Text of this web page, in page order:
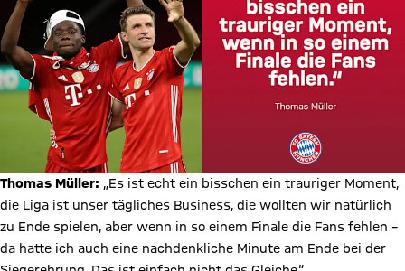
Thomas Müller: „Es ist echt ein bisschen ein trauriger Moment,
die Liga ist unser tägliches Business, die wollten wir natürlich
zu Ende spielen, aber wenn in so einem Finale die Fans fehlen –
da hatte ich auch eine nachdenkliche Minute am Ende bei der